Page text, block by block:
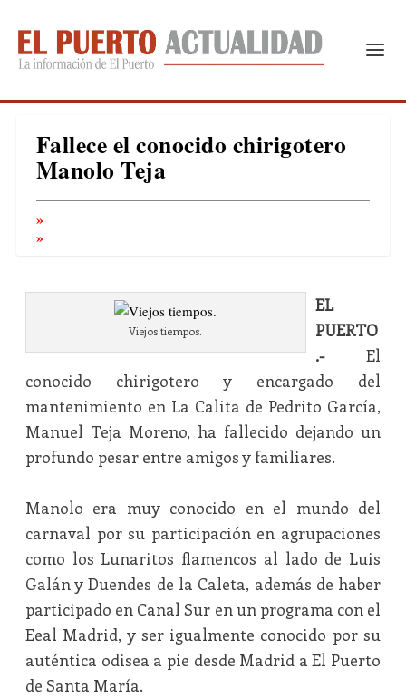
Fallece el conocido chirigotero
Manolo Teja
Viejos tiempos.
EL
PUERTO
.-El
conocido chirigotero y encargado del
mantenimiento en La Calita de Pedrito García,
Manuel Teja Moreno, ha fallecido dejando un
profundo pesar entre amigos y familiares.
Manolo era muy conocido en el mundo del
carnaval por su participación en agrupaciones
como los Lunaritos flamencos al lado de Luis
Galán y Duendes de la Caleta, además de haber
participado en Canal Sur en un programa con el
Eeal Madrid, y ser igualmente conocido por su
auténtica odisea a pie desde Madrid a El Puerto
de Santa María.